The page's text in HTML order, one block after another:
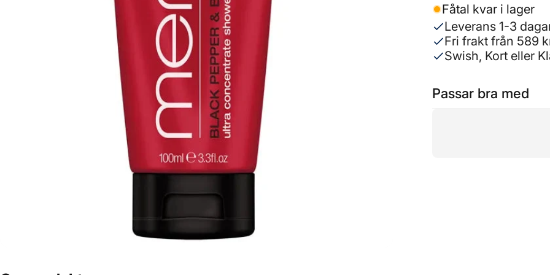
Fåtal kvar i lager
Leverans 1-3
Fri frakt från 589
Swish, Kort eller
Passar bra med